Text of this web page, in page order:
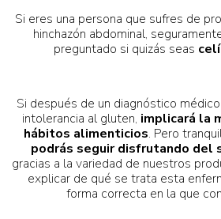
Si eres una persona que sufres de
hinchazón abdominal,
preguntado si quizás seas
Si después de un diagnóstico
intolerancia al gluten, implicará la
hábitos alimenticios. Pero
podrás seguir disfrutando del
gracias a la variedad de nuestros
explicar de qué se trata esta
forma correcta en la que